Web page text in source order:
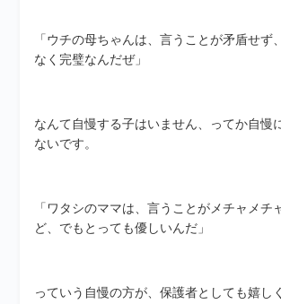
「ウチの母ちゃんは、言うことが矛盾せず
なく完璧なんだぜ」
なんて自慢する子はいません、ってか自慢
ないです。
「ワタシのママは、言うことがメチャメチ
ど、でもとっても優しいんだ」
っていう自慢の方が、保護者としても嬉し